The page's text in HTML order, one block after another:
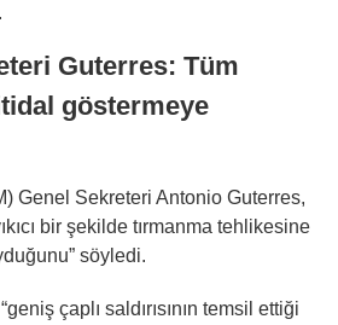
Guterres: Tüm
göstermeye
Genel Sekreteri Antonio Guterres,
bir şekilde tırmanma tehlikesine
söyledi.
çaplı saldırısının temsil ettiği